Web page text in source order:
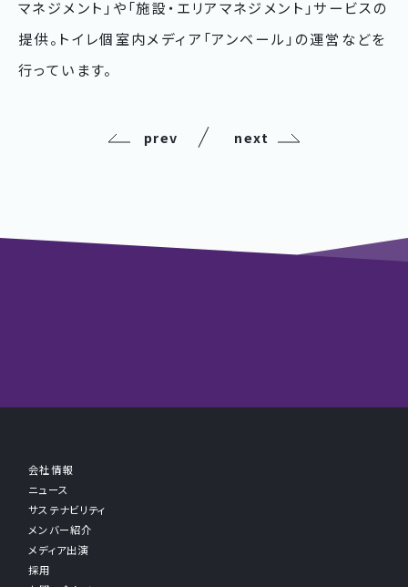
マネジメント」や「施設・エリアマネジメント」サービスの
提供。トイレ個室内メディア「アンベール」の運営などを
行っています。
prev next
会社情報
ニュース
サステナビリティ
メンバー紹介
メディア出演
採用